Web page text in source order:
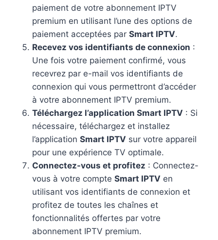
paiement de votre abonnement IPTV
premium en utilisant l’une des options de
paiement acceptées par Smart IPTV.
Recevez vos identifiants de connexion :
Une fois votre paiement confirmé, vous
recevrez par e-mail vos identifiants de
connexion qui vous permettront d’accéder
à votre abonnement IPTV premium.
Téléchargez l’application Smart IPTV : Si
nécessaire, téléchargez et installez
l’application Smart IPTV sur votre appareil
pour une expérience TV optimale.
Connectez-vous et profitez : Connectez-
vous à votre compte Smart IPTV en
utilisant vos identifiants de connexion et
profitez de toutes les chaînes et
fonctionnalités offertes par votre
abonnement IPTV premium.